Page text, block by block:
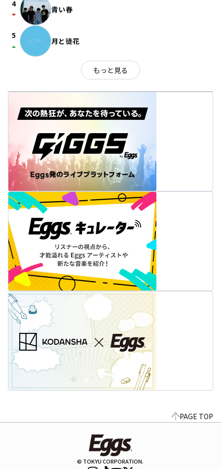
4
arrow_drop_down 青い春
5
arrow_drop_up 月と徒花
もっと見る
PAGE TOP
© TOKYU CORPORATION.